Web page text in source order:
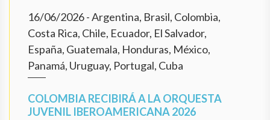
16/06/2026- Argentina, Brasil, Colombia,
Costa Rica, Chile, Ecuador, El Salvador,
España, Guatemala, Honduras, México,
Panamá, Uruguay, Portugal, Cuba
COLOMBIA RECIBIRÁ A LA ORQUESTA
JUVENIL IBEROAMERICANA 2026